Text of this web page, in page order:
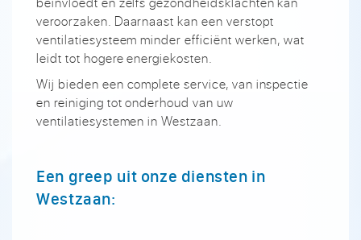
veroorzaken. Daarnaast kan een verstopt
ventilatiesysteem minder efficiënt werken, wat
leidt tot hogere energiekosten.
Wij bieden een complete service, van inspectie
en reiniging tot onderhoud van uw
ventilatiesystemen in Westzaan.
Een greep uit onze diensten in
Westzaan: